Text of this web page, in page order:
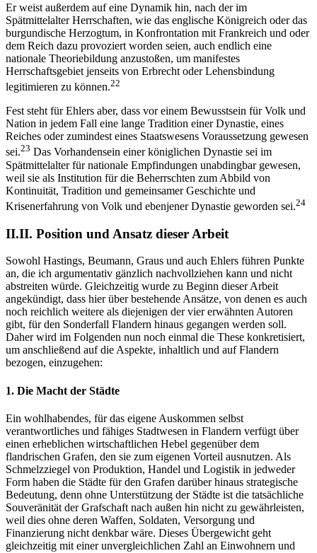
Er weist außerdem auf eine Dynamik hin, nach der im
Spätmittelalter Herrschaften, wie das englische Königreich oder das
burgundische Herzogtum, in Konfrontation mit Frankreich und oder
dem Reich dazu provoziert worden seien, auch endlich eine
nationale Theoriebildung anzustoßen, um manifestes
Herrschaftsgebiet jenseits von Erbrecht oder Lehensbindung
legitimieren zu können.22
Fest steht für Ehlers aber, dass vor einem Bewusstsein für Volk und
Nation in jedem Fall eine lange Tradition einer Dynastie, eines
Reiches oder zumindest eines Staatswesens Voraussetzung gewesen
sei.23 Das Vorhandensein einer königlichen Dynastie sei im
Spätmittelalter für nationale Empfindungen unabdingbar gewesen,
weil sie als Institution für die Beherrschten zum Abbild von
Kontinuität, Tradition und gemeinsamer Geschichte und
Krisenerfahrung von Volk und ebenjener Dynastie geworden sei.24
II.II. Position und Ansatz dieser Arbeit
Sowohl Hastings, Beumann, Graus und auch Ehlers führen Punkte
an, die ich argumentativ gänzlich nachvollziehen kann und nicht
abstreiten würde. Gleichzeitig wurde zu Beginn dieser Arbeit
angekündigt, dass hier über bestehende Ansätze, von denen es auch
noch reichlich weitere als diejenigen der vier erwähnten Autoren
gibt, für den Sonderfall Flandern hinaus gegangen werden soll.
Daher wird im Folgenden nun noch einmal die These konkretisiert,
um anschließend auf die Aspekte, inhaltlich und auf Flandern
bezogen, einzugehen:
1. Die Macht der Städte
Ein wohlhabendes, für das eigene Auskommen selbst
verantwortliches und fähiges Stadtwesen in Flandern verfügt über
einen erheblichen wirtschaftlichen Hebel gegenüber dem
flandrischen Grafen, den sie zum eigenen Vorteil ausnutzen. Als
Schmelzziegel von Produktion, Handel und Logistik in jedweder
Form haben die Städte für den Grafen darüber hinaus strategische
Bedeutung, denn ohne Unterstützung der Städte ist die tatsächliche
Souveränität der Grafschaft nach außen hin nicht zu gewährleisten,
weil dies ohne deren Waffen, Soldaten, Versorgung und
Finanzierung nicht denkbar wäre. Dieses Übergewicht geht
gleichzeitig mit einer unvergleichlichen Zahl an Einwohnern und